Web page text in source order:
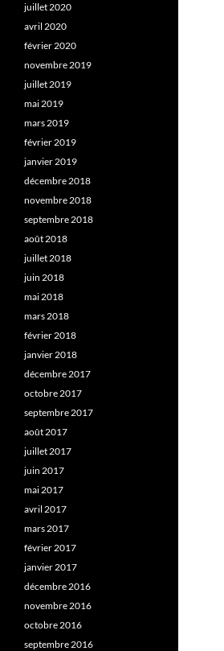
juillet 2020
avril 2020
février 2020
novembre 2019
juillet 2019
mai 2019
mars 2019
février 2019
janvier 2019
décembre 2018
novembre 2018
septembre 2018
août 2018
juillet 2018
juin 2018
mai 2018
mars 2018
février 2018
janvier 2018
décembre 2017
octobre 2017
septembre 2017
août 2017
juillet 2017
juin 2017
mai 2017
avril 2017
mars 2017
février 2017
janvier 2017
décembre 2016
novembre 2016
octobre 2016
septembre 2016